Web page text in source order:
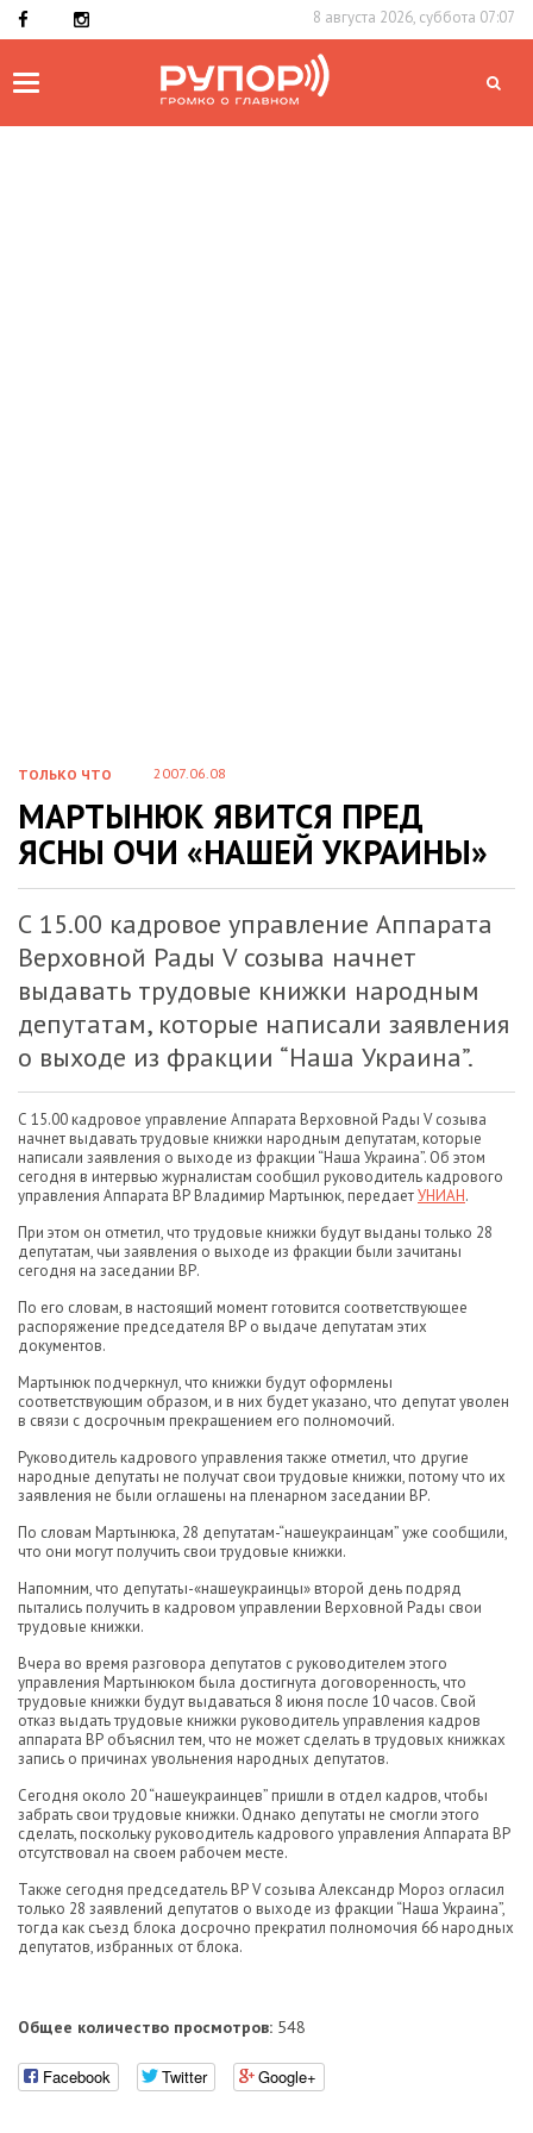
8 августа 2026, суббота 07:07
Toggle
ТОЛЬКО ЧТО 2007.06.08
МАРТЫНЮК ЯВИТСЯ ПРЕД
ЯСНЫ ОЧИ «НАШЕЙ УКРАИНЫ»
С 15.00 кадровое управление Аппарата
Верховной Рады V созыва начнет
выдавать трудовые книжки народным
депутатам, которые написали заявления
о выходе из фракции “Наша Украина”.
С 15.00 кадровое управление Аппарата Верховной Рады V созыва
начнет выдавать трудовые книжки народным депутатам, которые
написали заявления о выходе из фракции “Наша Украина”. Об этом
сегодня в интервью журналистам сообщил руководитель кадрового
управления Аппарата ВР Владимир Мартынюк, передаетУНИАН.
При этом он отметил, что трудовые книжки будут выданы только 28
депутатам, чьи заявления о выходе из фракции были зачитаны
сегодня на заседании ВР.
По его словам, в настоящий момент готовится соответствующее
распоряжение председателя ВР о выдаче депутатам этих
документов.
Мартынюк подчеркнул, что книжки будут оформлены
соответствующим образом, и в них будет указано, что депутат уволен
в связи с досрочным прекращением его полномочий.
Руководитель кадрового управления также отметил, что другие
народные депутаты не получат свои трудовые книжки, потому что их
заявления не были оглашены на пленарном заседании ВР.
По словам Мартынюка, 28 депутатам-“нашеукраинцам” уже сообщили,
что они могут получить свои трудовые книжки.
Напомним, что депутаты-«нашеукраинцы» второй день подряд
пытались получить в кадровом управлении Верховной Рады свои
трудовые книжки.
Вчера во время разговора депутатов с руководителем этого
управления Мартынюком была достигнута договоренность, что
трудовые книжки будут выдаваться 8 июня после 10 часов. Свой
отказ выдать трудовые книжки руководитель управления кадров
аппарата ВР объяснил тем, что не может сделать в трудовых книжках
запись о причинах увольнения народных депутатов.
Сегодня около 20 “нашеукраинцев” пришли в отдел кадров, чтобы
забрать свои трудовые книжки. Однако депутаты не смогли этого
сделать, поскольку руководитель кадрового управления Аппарата ВР
отсутствовал на своем рабочем месте.
Также сегодня председатель ВР V созыва Александр Мороз огласил
только 28 заявлений депутатов о выходе из фракции “Наша Украина”,
тогда как съезд блока досрочно прекратил полномочия 66 народных
депутатов, избранных от блока.
Общее количество просмотров: 548
Facebook Twitter Google+